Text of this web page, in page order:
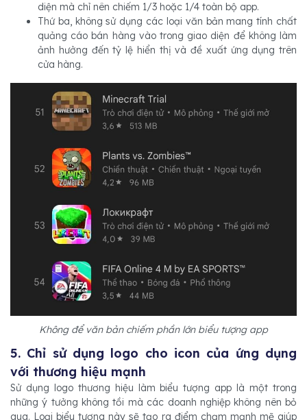
diện mà chỉ nên chiếm 1/3 hoặc 1/4 toàn bộ app.
Thứ ba, không sử dụng các loại văn bản mang tính chất
quảng cáo bán hàng vào trong giao diện để không làm
ảnh hưởng đến tỷ lệ hiển thị và đề xuất ứng dụng trên
cửa hàng.
Không để văn bản chiếm phần lớn biểu tượng app
5. Chỉ sử dụng logo cho icon của ứng dụng
với thương hiệu mạnh
Sử dụng logo thương hiệu làm biểu tượng app là một trong
những ý tưởng không tồi mà các doanh nghiệp không nên bỏ
qua. Loại biểu tượng này sẽ tạo ra điểm chạm mạnh mẽ giúp